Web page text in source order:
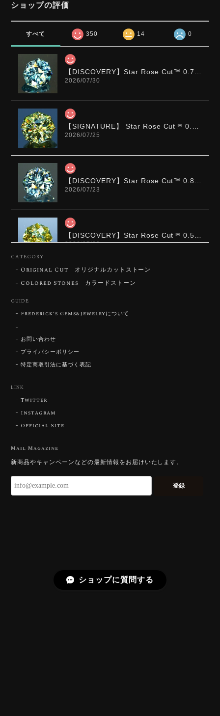
ショップの評価
すべて 350 14 0
【DISCOVERY】Star Rose Cut™️ 0.72ct Natural Blue Zircon
2026/07/30
【SIGNATURE】 Star Rose Cut™️ 0.48ct Natural Sphene
2026/07/25
【DISCOVERY】Star Rose Cut™️ 0.87ct Natural Blue Zircon
2026/07/23
【DISCOVERY】Star Rose Cut™️ 0.51ct Natural Sphene
2026/07/23
ずっと待ち望んでいたカットを運よく購入できて嬉し
いです。 ウルウルとギラギラを一度に見ることができ
はないスフェーンの新たな一面を知ることができて感
動しております。 この度はありがとうございました。
お迎えいただきありがとうございます。
「ウルウルとギラギラを一度に」——まさ
にその両立を狙って設計したカットですの
やわらかく受け止めるようにしています。
長くお楽しみいただけますように。
2026/07/21
久しぶりに買えました。 相変わらずギラッギラで素晴
しています。「ギラッギラ」は最上の褒め
言葉として受け取りました。
CATEGORY
Original Cut オリジナルカットストーン
Colored Stones カラードストーン
GUIDE
Frederick’s Gems&Jewelryについて
お問い合わせ
プライバシーポリシー
特定商取引法に基づく表記
LINK
Twitter
Instagram
Official Site
Mail Magazine
新商品やキャンペーンなどの最新情報をお届けいたします。
登録
ショップに質問する